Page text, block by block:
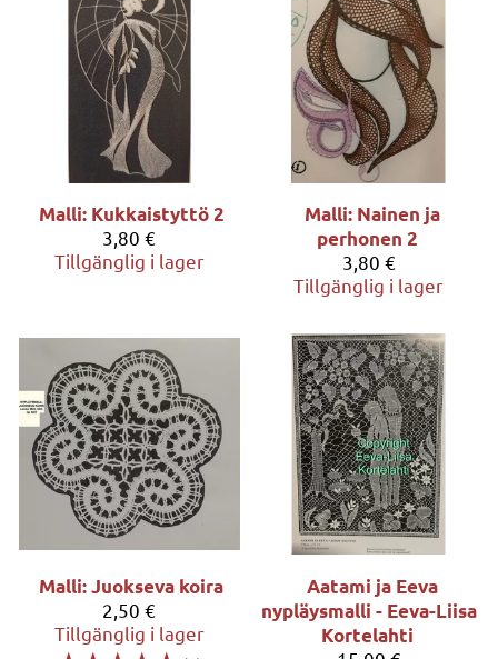
Malli: Kukkaistyttö 2
3,80 €
Tillgänglig i lager
Malli: Nainen ja
perhonen 2
3,80 €
Tillgänglig i lager
Malli: Juokseva koira
2,50 €
Tillgänglig i lager
Aatami ja Eeva
nypläysmalli - Eeva-Liisa
Kortelahti